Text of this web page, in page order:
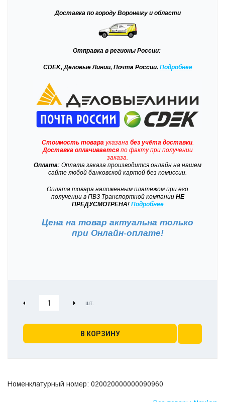
Доставка по городу Воронежу и области
Отправка в регионы России:
CDEK, Деловые Линии, Почта России. Подробнее
Стоимость товарауказана без учёта доставки.
Доставкаоплачиваетсяпо факту при получении
заказа.
Оплата: Оплата заказа производится онлайн на нашем
сайте любой банковской картой без комиссии.
Оплата товара наложенным платежом при его
получении в ПВЗ Транспортной компанииНЕ
ПРЕДУСМОТРЕНА! Подробнее
Цена на товар актуальна только
при Онлайн-оплате!
В КОРЗИНУ
Номенклатурный номер: 020020000000090960